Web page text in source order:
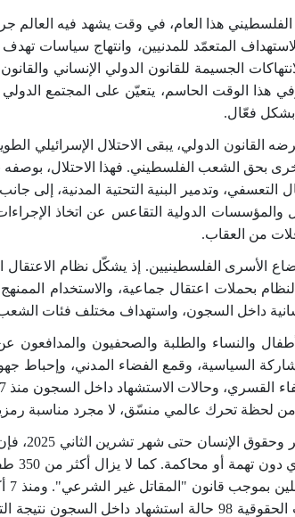
هذا العام، في وقت يشهد فيه العالم
المتعمّد للمدنيين، وانتهاج سياسات
الجسيمة للقانون الدولي الإنساني
هذا الوقت الحاسم، يتعيّن على المجتمع الدولي
بشكل فعّال.
القانون الدولي، يبقى الاحتلال الإسرائيلي
بحق الشعب الفلسطيني. فهذا الاحتلال،
التعسفي، وتدمير البنية التحتية المدنية، إلى
الدولية التقاعس عن اتخاذ
من العقاب.
الأسرى الفلسطينيين. إذ يشكّل نظام
بحملات اعتقال جماعية، والاستخدام
داخل السجون، واستهداف مختلف فئات
والنساء والطلبة والصحفيون
السياسية، وقمع الفضاء المدني، وإحباط
لحظة تحرك عالمي منسّق، لا مجرد مناسبة
حتى شهر تشرين الثاني 2025، فإن أكثر من9300
دون تهمة أو محاكمة. كما لا يزال أكثر من 350
الحقوقية98 حالة استشهاد داخل السجون نتيجة